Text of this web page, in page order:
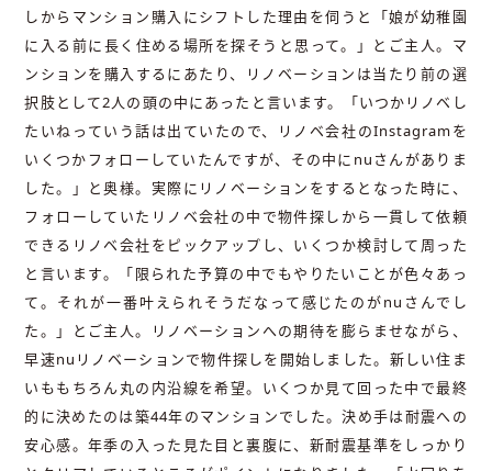
しからマンション購入にシフトした理由を伺うと「娘が幼稚園
に入る前に長く住める場所を探そうと思って。」とご主人。マ
ンションを購入するにあたり、リノベーションは当たり前の選
択肢として2人の頭の中にあったと言います。「いつかリノベし
たいねっていう話は出ていたので、リノベ会社のInstagramを
いくつかフォローしていたんですが、その中にnuさんがありま
した。」と奥様。実際にリノベーションをするとなった時に、
フォローしていたリノベ会社の中で物件探しから一貫して依頼
できるリノベ会社をピックアップし、いくつか検討して周った
と言います。「限られた予算の中でもやりたいことが色々あっ
て。それが一番叶えられそうだなって感じたのがnuさんでし
た。」とご主人。リノベーションへの期待を膨らませながら、
早速nuリノベーションで物件探しを開始しました。新しい住ま
いももちろん丸の内沿線を希望。いくつか見て回った中で最終
的に決めたのは築44年のマンションでした。決め手は耐震への
安心感。年季の入った見た目と裏腹に、新耐震基準をしっかり